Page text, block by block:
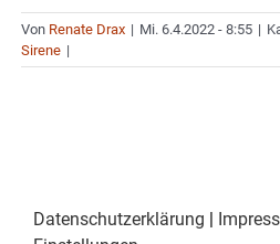
Von Renate Drax | Mi. 6.4.2022 - 8:55 |
Sirene |
Datenschutzerklärung |